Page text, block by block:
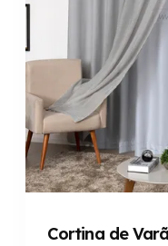
Cortina de